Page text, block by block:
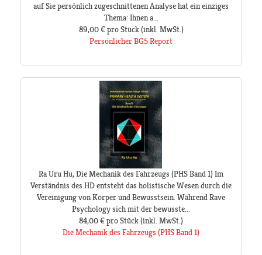
auf Sie persönlich zugeschnittenen Analyse hat ein einziges
Thema: Ihnen a...
89,00 € pro Stück(inkl. MwSt.)
Persönlicher BG5 Report
Ra Uru Hu, Die Mechanik des Fahrzeugs (PHS Band 1) Im
Verständnis des HD entsteht das holistische Wesen durch die
Vereinigung von Körper und Bewusstsein. Während Rave
Psychology sich mit der bewusste...
84,00 €pro Stück(inkl. MwSt.)
Die Mechanik des Fahrzeugs (PHS Band 1)